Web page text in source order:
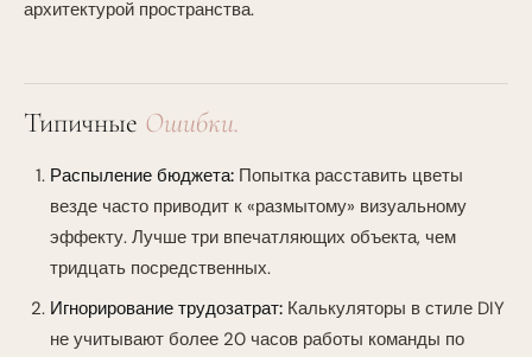
архитектурой пространства.
Типичные Ошибки.
Распыление бюджета: Попытка расставить цветы
везде часто приводит к «размытому» визуальному
эффекту. Лучше три впечатляющих объекта, чем
тридцать посредственных.
Игнорирование трудозатрат: Калькуляторы в стиле DIY
не учитывают более 20 часов работы команды по